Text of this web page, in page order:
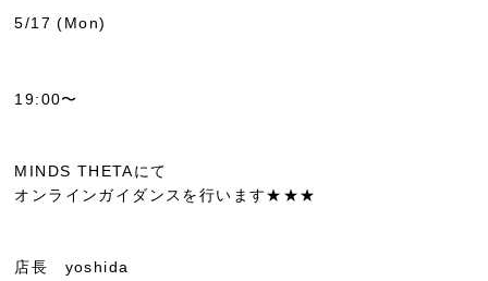
5/17 (Mon)
19:00〜
MINDS THETAにて
オンラインガイダンスを行います★★★
店長 yoshida